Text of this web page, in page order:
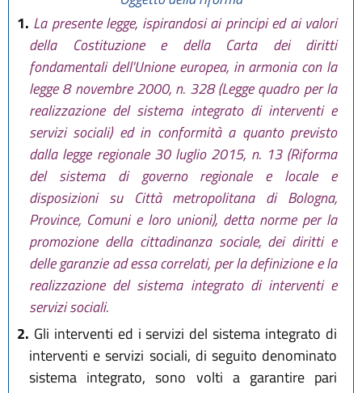
1. La presente legge, ispirandosi ai principi ed ai valori
della Costituzione e della Carta dei diritti
fondamentali dell'Unione europea, in armonia con la
legge 8 novembre 2000, n. 328 (Legge quadro per la
realizzazione del sistema integrato di interventi e
servizi sociali) ed in conformità a quanto previsto
dalla legge regionale 30 luglio 2015, n. 13 (Riforma
del sistema di governo regionale e locale e
disposizioni su Città metropolitana di Bologna,
Province, Comuni e loro unioni), detta norme per la
promozione della cittadinanza sociale, dei diritti e
delle garanzie ad essa correlati, per la definizione e la
realizzazione del sistema integrato di interventi e
servizi sociali.
2. Gli interventi ed i servizi del sistema integrato di
interventi e servizi sociali, di seguito denominato
sistema integrato, sono volti a garantire pari